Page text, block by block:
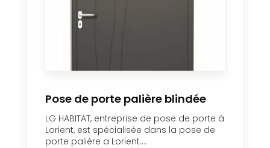
Pose de porte palière blindée
LG HABITAT, entreprise de pose de porte à
Lorient, est spécialisée dans la pose de
porte palière a Lorient....